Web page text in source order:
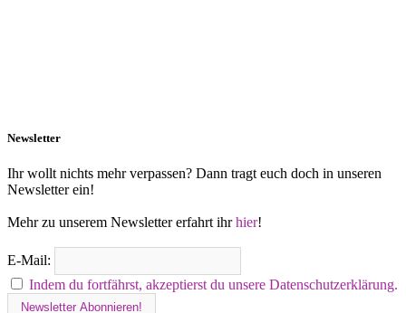
Newsletter
Ihr wollt nichts mehr verpassen? Dann tragt euch doch in unseren
Newsletter ein!
Mehr zu unserem Newsletter erfahrt ihrhier!
E-Mail:
Indem du fortfährst, akzeptierst du unsere Datenschutzerklärung.